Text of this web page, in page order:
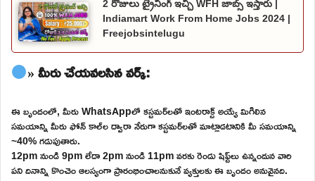
2 రోజులు ట్రైనింగ్ ఇచ్చి WFH జాబ్స్ ఇస్తారు |
Indiamart Work From Home Jobs 2024 |
Freejobsintelugu
» మీరు చేయవలసిన వర్క్:
ఈ బృందంలో, మీరు WhatsAppలో కస్టమర్‌లతో ఇంటరాక్ట్ అయ్యే మిగిలిన
సమయాన్ని మీరు ఫోన్ కాల్‌ల ద్వారా నేరుగా కస్టమర్‌లతో మాట్లాడటానికి మీ సమయాన్ని
~40% గడుపుతారు.
12pm నుండి 9pm లేదా 2pm నుండి 11pm వరకు రెండు షిఫ్ట్‌లు ఉన్నందున వారి
పని దినాన్ని కొంచెం ఆలస్యంగా ప్రారంభించాలనుకునే వ్యక్తులకు ఈ బృందం అనువైనది.